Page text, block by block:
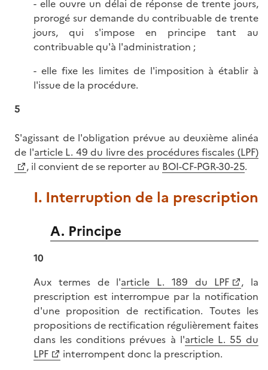
- elle ouvre un délai de réponse de trente jours,
prorogé sur demande du contribuable de trente
jours, qui s'impose en principe tant au
contribuable qu'à l'administration ;
- elle fixe les limites de l'imposition à établir à
l'issue de la procédure.
5
S'agissant de l'obligation prévue au deuxième alinéa
de l'article L. 49 du livre des procédures fiscales (LPF)
, il convient de se reporter au BOI-CF-PGR-30-25.
I. Interruption de la prescription
A. Principe
10
Aux termes de l'article L. 189 du LPF
, la
prescription est interrompue par la notification
d'une proposition de rectification. Toutes les
propositions de rectification régulièrement faites
dans les conditions prévues à l'article L. 55 du
LPF
interrompent donc la prescription.